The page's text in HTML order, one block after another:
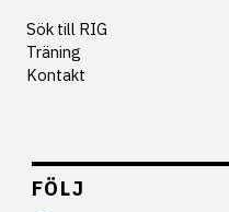
Sök till RIG
Träning
Kontakt
FÖLJ